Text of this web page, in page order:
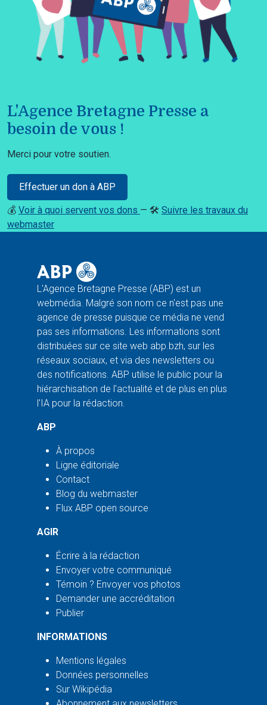
L'Agence Bretagne Presse a
besoin de vous !
Merci pour votre soutien.
Effectuer un don à ABP
💰 Voir à quoi servent vos dons — 🛠️ Suivre les travaux du
webmaster
L'Agence Bretagne Presse (ABP) est un
webmédia. Malgré son nom ce n'est pas une
agence de presse puisque ce média ne vend
pas ses informations. Les informations sont
distribuées sur ce site web abp.bzh, sur les
réseaux sociaux, et via des newsletters ou
des notifications. ABP utilise le public pour la
hiérarchisation de l'actualité et de plus en plus
l'IA pour la rédaction.
ABP
À propos
Ligne éditoriale
Contact
Blog du webmaster
Flux ABP open source
AGIR
Écrire à la rédaction
Envoyer votre communiqué
Témoin ? Envoyer vos photos
Demander une accréditation
Publier
INFORMATIONS
Mentions légales
Données personnelles
Sur Wikipédia